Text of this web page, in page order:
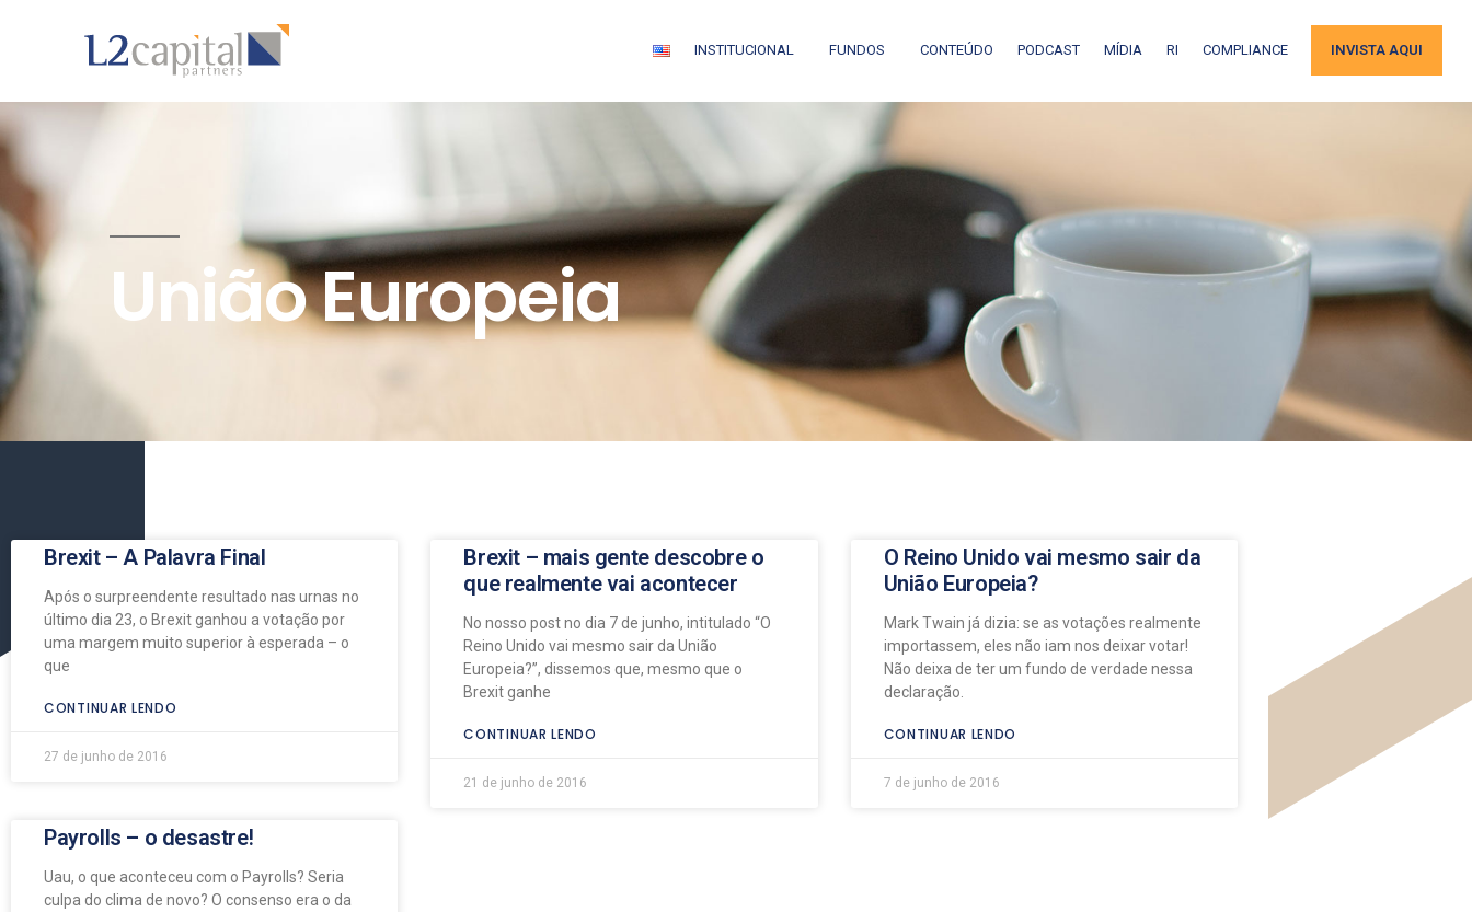
INSTITUCIONAL FUNDOS CONTEÚDO PODCAST MÍDIA RI COMPLIANCE INVISTA AQUI
União Europeia
Brexit – A Palavra Final
Após o surpreendente resultado nas urnas no
último dia 23, o Brexit ganhou a votação por
uma margem muito superior à esperada – o
que
CONTINUAR LENDO
27 de junho de 2016
Brexit – mais gente descobre o
que realmente vai acontecer
No nosso post no dia 7 de junho, intitulado “O
Reino Unido vai mesmo sair da União
Europeia?”, dissemos que, mesmo que o
Brexit ganhe
CONTINUAR LENDO
21 de junho de 2016
O Reino Unido vai mesmo sair da
União Europeia?
Mark Twain já dizia: se as votações realmente
importassem, eles não iam nos deixar votar!
Não deixa de ter um fundo de verdade nessa
declaração.
CONTINUAR LENDO
7 de junho de 2016
Payrolls – o desastre!
Uau, o que aconteceu com o Payrolls? Seria
culpa do clima de novo? O consenso era o da